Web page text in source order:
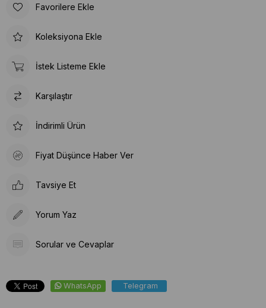
Favorilere Ekle
Koleksiyona Ekle
İstek Listeme Ekle
Karşılaştır
İndirimli Ürün
Fiyat Düşünce Haber Ver
Tavsiye Et
Yorum Yaz
Sorular ve Cevaplar
WhatsApp Telegram